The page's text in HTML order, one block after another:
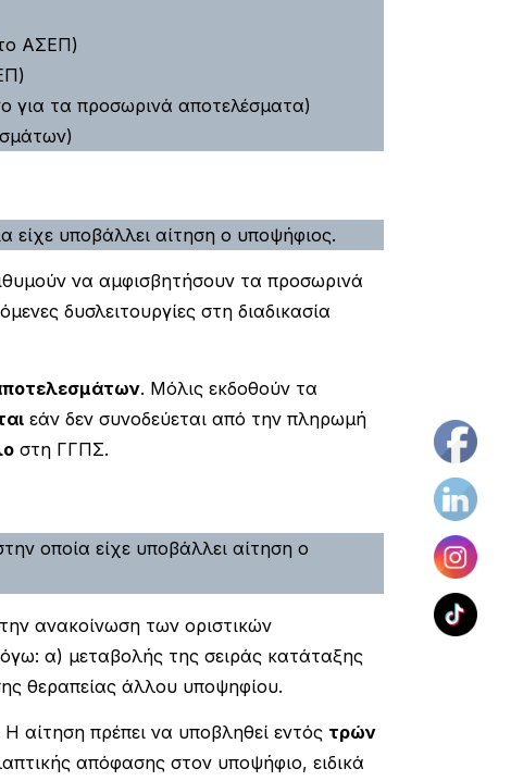
ΑΣΕΠ)
για τα προσωρινά αποτελέσματα)
υποβάλλει αίτηση ο υποψήφιος.
να αμφισβητήσουν τα προσωρινά
δυσλειτουργίες στη διαδικασία
. Μόλις εκδοθούν τα
εάν δεν συνοδεύεται από την πληρωμή
στη ΓΓΠΣ.
οποία είχε υποβάλλει αίτηση ο
ανακοίνωση των οριστικών
α) μεταβολής της σειράς κατάταξης
θεραπείας άλλου υποψηφίου.
αίτηση πρέπει να υποβληθεί εντός τρών
απόφασης στον υποψήφιο, ειδικά